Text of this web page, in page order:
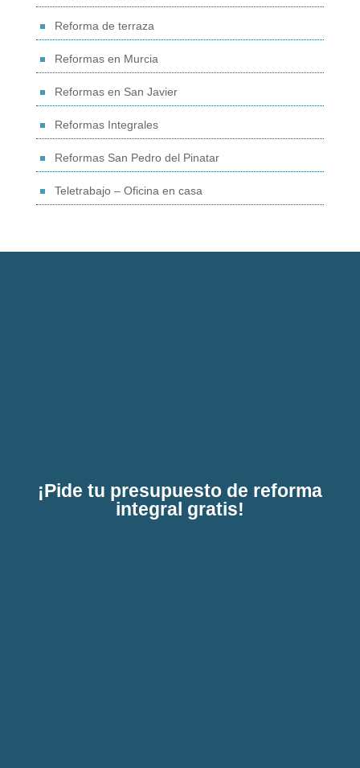
Reforma de terraza
Reformas en Murcia
Reformas en San Javier
Reformas Integrales
Reformas San Pedro del Pinatar
Teletrabajo – Oficina en casa
¡Pide tu presupuesto de reforma
integral gratis!